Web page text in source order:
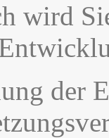
wird
der